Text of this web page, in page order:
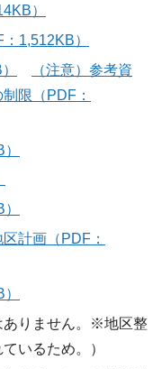
）
1,512KB）
（注意）参考資
限（PDF：
計画（PDF：
ありません。※地区整
いるため。）